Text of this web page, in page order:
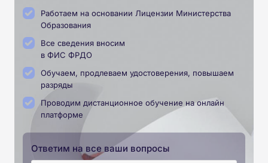
Работаем на основании Лицензии Министерства
Образования
Все сведения вносим
в ФИС ФРДО
Обучаем, продлеваем удостоверения, повышаем
разряды
Проводим дистанционное обучение на онлайн
платформе
Ответим на все ваши вопросы